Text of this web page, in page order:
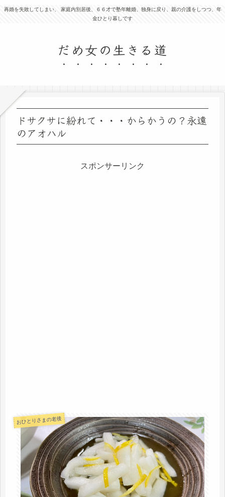
再婚を失敗してしまい、 家庭内別居後、６６才で塾年離婚、独身に戻り、親の介護をしつつ、年
金ひとり暮しです
だめ女の生きる道
ドサクサに紛れて・・・からかうの？永遠
のアオハル
スポンサーリンク
おひとりさまの老後